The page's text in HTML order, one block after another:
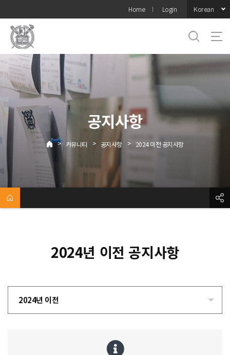
메뉴
Home Login Korean
공지사항
> 커뮤니티 > 공지사항 > 2024 이전 공지사항
2024년 이전 공지사항
2024년 이전